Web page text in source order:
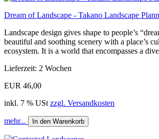
Dream of Landscape - Takano Landscape
Landscape design gives shape to people’s
beautiful and soothing scenery with a place’s
ecosystem. It is a world that encompasses a
Lieferzeit: 2 Wochen
EUR 46,00
inkl. 7 % USt zzgl. Versandkosten
mehr... In den Warenkorb